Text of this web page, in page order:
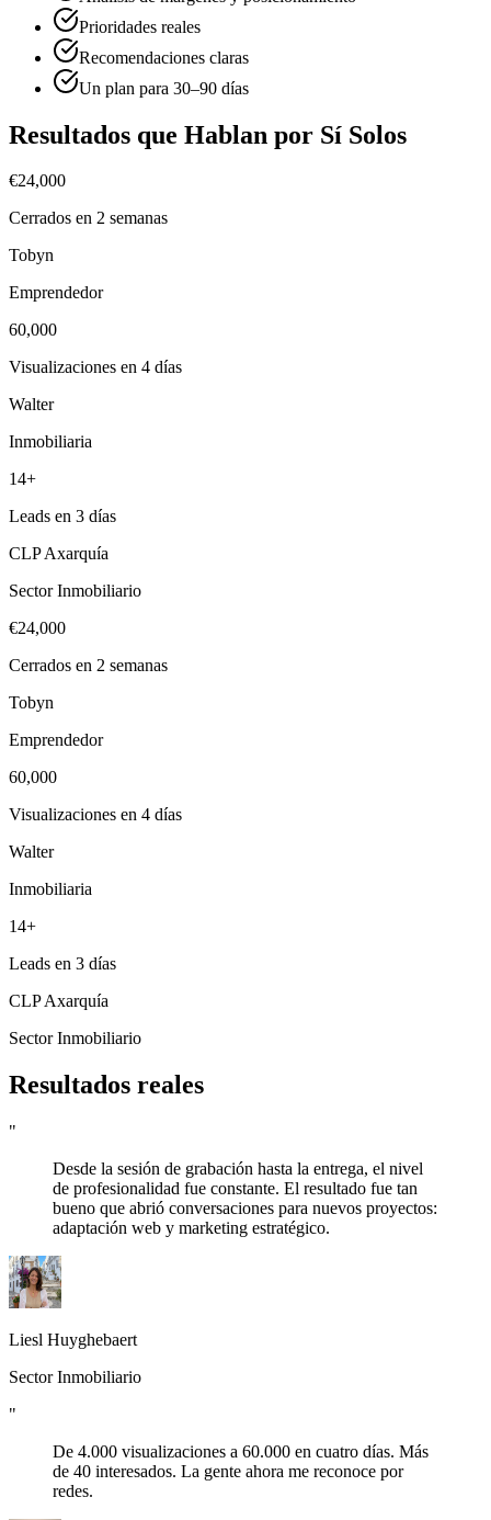
Prioridades reales
Recomendaciones claras
Un plan para 30–90 días
Resultados que Hablan por Sí Solos
€24,000
Cerrados en 2 semanas
Tobyn
Emprendedor
60,000
Visualizaciones en 4 días
Walter
Inmobiliaria
14+
Leads en 3 días
CLP Axarquía
Sector Inmobiliario
€24,000
Cerrados en 2 semanas
Tobyn
Emprendedor
60,000
Visualizaciones en 4 días
Walter
Inmobiliaria
14+
Leads en 3 días
CLP Axarquía
Sector Inmobiliario
Resultados reales
"
Desde la sesión de grabación hasta la entrega, el nivel
de profesionalidad fue constante. El resultado fue tan
bueno que abrió conversaciones para nuevos proyectos:
adaptación web y marketing estratégico.
Liesl Huyghebaert
Sector Inmobiliario
"
De 4.000 visualizaciones a 60.000 en cuatro días. Más
de 40 interesados. La gente ahora me reconoce por
redes.